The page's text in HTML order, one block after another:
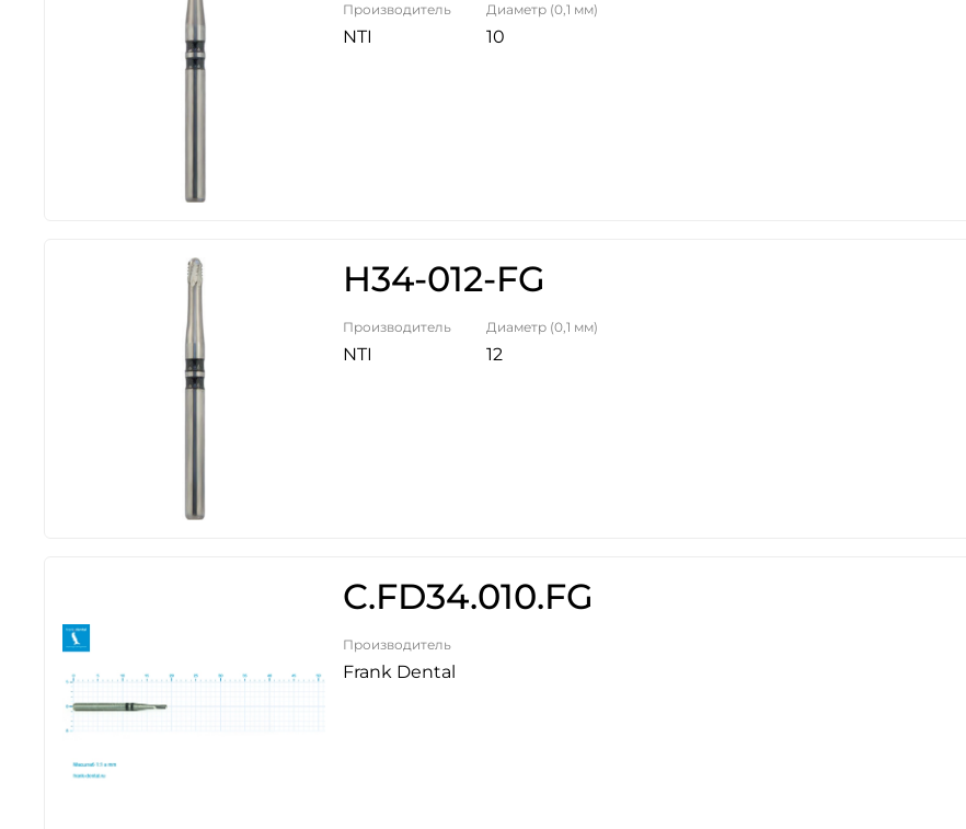
Производитель
NTI
Диаметр (0,1 мм)
10
H34-012-FG
Производитель
NTI
Диаметр (0,1 мм)
12
C.FD34.010.FG
Производитель
Frank Dental